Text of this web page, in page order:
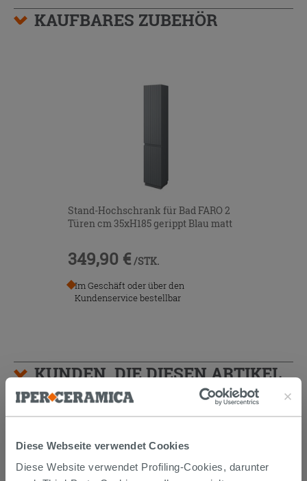
Diese Webseite verwendet Cookies
Diese Website verwendet Profiling-Cookies, darunter
KAUFBARES ZUBEHÖR
Stand-Hochschrank für Bad FARO 2
Türen cm 35xH185 gerippt Blau matt
349,90 € /STK.
Im Geschäft oder über den
Kundenservice bestellbar
KUNDEN, DIE DIESEN ARTIKEL
GEKAUFT HABEN, KAUFTEN
AUCH...